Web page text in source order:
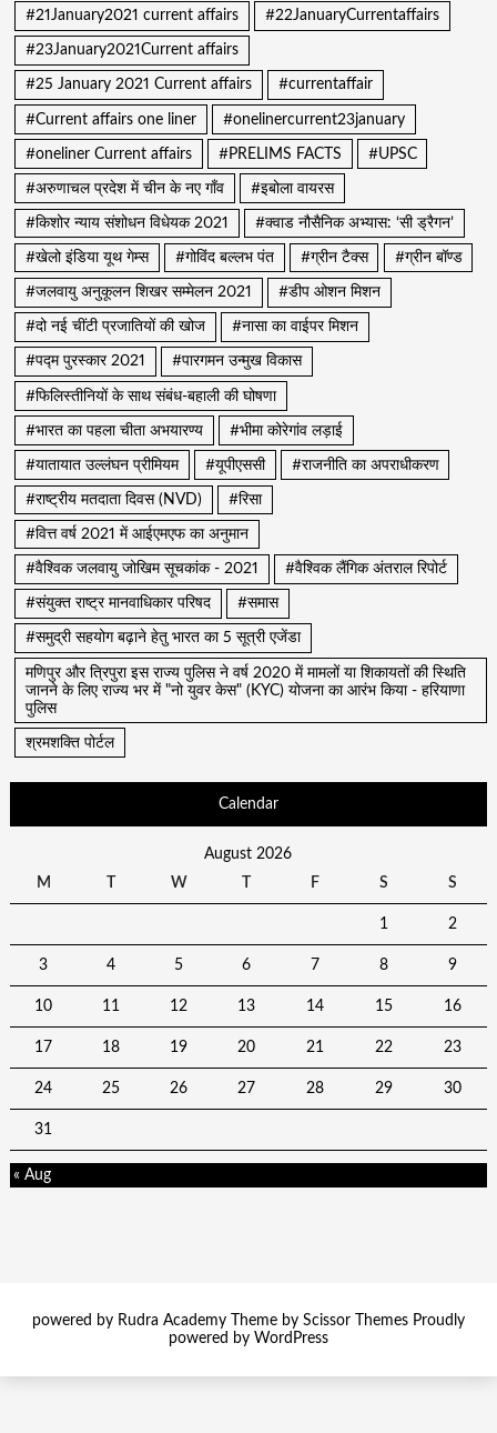
#21January2021 current affairs #22JanuaryCurrentaffairs
#23January2021Current affairs
#25 January 2021 Current affairs #currentaffair
#Current affairs one liner #onelinercurrent23january
#oneliner Current affairs #PRELIMS FACTS #UPSC
#अरुणाचल प्रदेश में चीन के नए गाँव #इबोला वायरस
#किशोर न्याय संशोधन विधेयक 2021 #क्वाड नौसैनिक अभ्यास: ‘सी ड्रैगन’
#खेलो इंडिया यूथ गेम्स #गोविंद बल्लभ पंत #ग्रीन टैक्स #ग्रीन बॉण्ड
#जलवायु अनुकूलन शिखर सम्मेलन 2021 #डीप ओशन मिशन
#दो नई चींटी प्रजातियों की खोज #नासा का वाईपर मिशन
#पद्म पुरस्कार 2021 #पारगमन उन्मुख विकास
#फिलिस्तीनियों के साथ संबंध-बहाली की घोषणा
#भारत का पहला चीता अभयारण्य #भीमा कोरेगांव लड़ाई
#यातायात उल्लंघन प्रीमियम #यूपीएससी #राजनीति का अपराधीकरण
#राष्ट्रीय मतदाता दिवस (NVD) #रिसा
#वित्त वर्ष 2021 में आईएमएफ का अनुमान
#वैश्विक जलवायु जोखिम सूचकांक - 2021 #वैश्विक लैंगिक अंतराल रिपोर्ट
#संयुक्त राष्ट्र मानवाधिकार परिषद #समास
#समुद्री सहयोग बढ़ाने हेतु भारत का 5 सूत्री एजेंडा
मणिपुर और त्रिपुरा इस राज्य पुलिस ने वर्ष 2020 में मामलों या शिकायतों की स्थिति
जानने के लिए राज्य भर में "नो युवर केस" (KYC) योजना का आरंभ किया - हरियाणा
पुलिस
श्रमशक्ति पोर्टल
Calendar
August 2026
M
W F S S
1 2
3 4 5 6 7 8 9
10 11 12 13 14 15 16
17 18 19 20 21 22 23
24 25 26 27 28 29 30
31
« Aug
powered by Rudra Academy Theme by Scissor Themes Proudly
powered by WordPress